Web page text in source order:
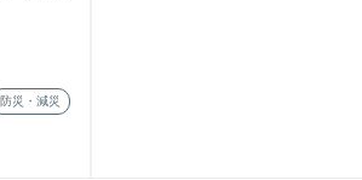
防災・減災